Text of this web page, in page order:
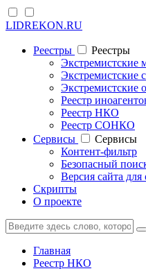
LIDREKON.RU
Реестры
Реестры
Экстремистские
Экстремистские
Экстремистские
Реестр
Реестр НКО
Реестр СОНКО
Cервисы
Cервисы
Контент-фильтр
Безопасный
Версия сайта
Скрипты
О проекте
Главная
Реестр НКО